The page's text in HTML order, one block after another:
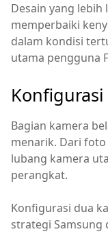
Desain yang
memperbaiki
dalam kondisi
utama pengguna
Bagian kamera
menarik. Dari
lubang kamera
perangkat.
Konfigurasi dua
strategi Samsung